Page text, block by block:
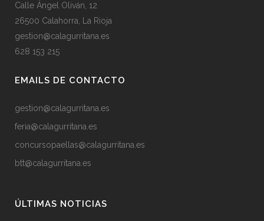
Calle Ángel Oliván, 12
26500 Calahorra, La Rioja
gestion@calagurritana.es
628 153 215
EMAILS DE CONTACTO
gestion@calagurritana.es
feria@calagurritana.es
concursopaellas@calagurritana.es
btt@calagurritana.es
ÚLTIMAS NOTICIAS